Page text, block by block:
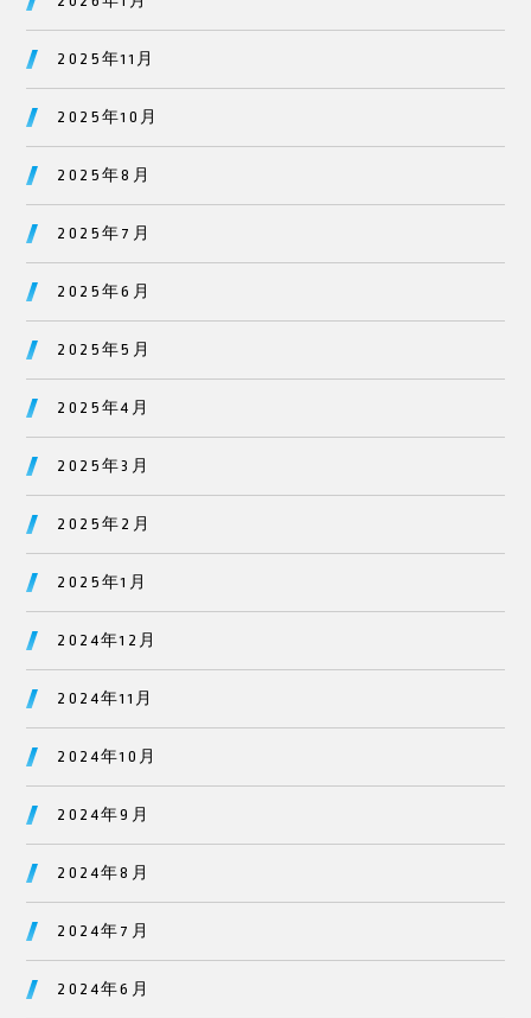
2025年11月
2025年10月
2025年8月
2025年7月
2025年6月
2025年5月
2025年4月
2025年3月
2025年2月
2025年1月
2024年12月
2024年11月
2024年10月
2024年9月
2024年8月
2024年7月
2024年6月